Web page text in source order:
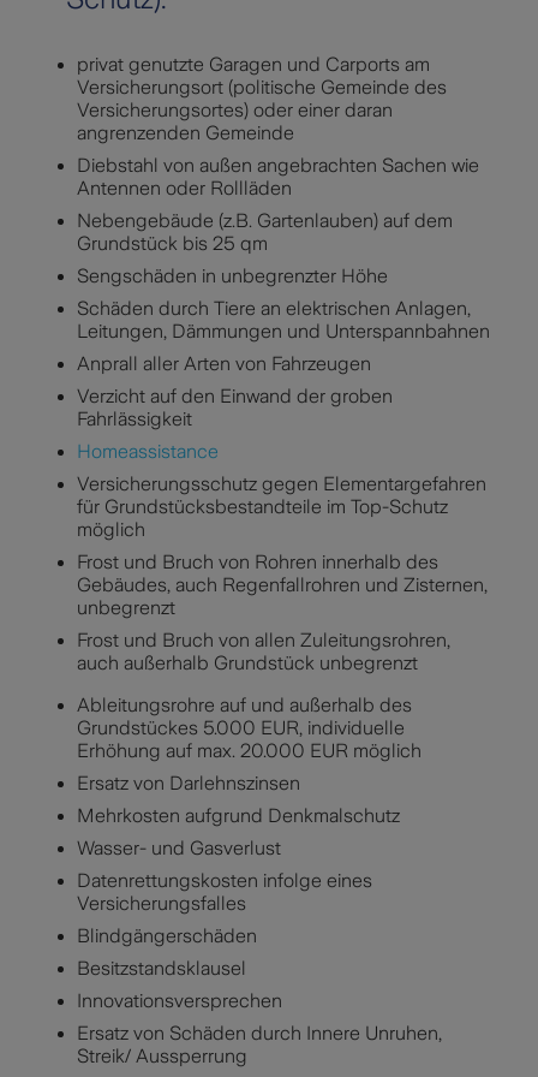
privat genutzte Garagen und Carports am
Versicherungsort (politische Gemeinde des
Versicherungsortes) oder einer daran
angrenzenden Gemeinde
Diebstahl von außen angebrachten Sachen wie
Antennen oder Rollläden
Nebengebäude (z.B. Gartenlauben) auf dem
Grundstück bis 25 qm
Sengschäden in unbegrenzter Höhe
Schäden durch Tiere an elektrischen Anlagen,
Leitungen, Dämmungen und Unterspannbahnen
Anprall aller Arten von Fahrzeugen
Verzicht auf den Einwand der groben
Fahrlässigkeit
Homeassistance
Versicherungsschutz gegen Elementargefahren
für Grundstücksbestandteile im Top-Schutz
möglich
Frost und Bruch von Rohren innerhalb des
Gebäudes, auch Regenfallrohren und Zisternen,
unbegrenzt
Frost und Bruch von allen Zuleitungsrohren,
auch außerhalb Grundstück unbegrenzt
Ableitungsrohre auf und außerhalb des
Grundstückes 5.000 EUR, individuelle
Erhöhung auf max. 20.000 EUR möglich
Ersatz von Darlehnszinsen
Mehrkosten aufgrund Denkmalschutz
Wasser- und Gasverlust
Datenrettungskosten infolge eines
Versicherungsfalles
Blindgängerschäden
Besitzstandsklausel
Innovationsversprechen
Ersatz von Schäden durch Innere Unruhen,
Streik/ Aussperrung